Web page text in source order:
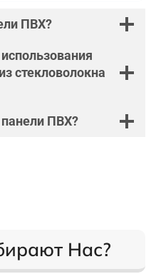
ПВХ?
стекловолокна
ПВХ?
Нас?